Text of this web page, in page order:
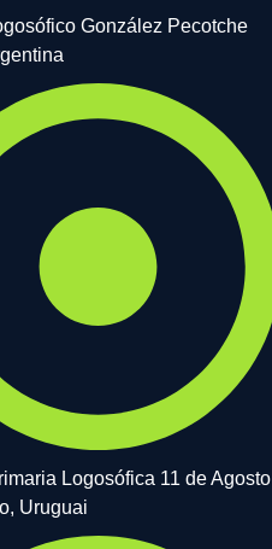
González Pecotche
Logosófica 11 de Agosto
Uruguai